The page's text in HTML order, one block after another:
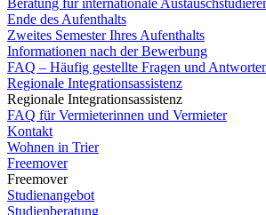
Beratung für internationale
Ende des Aufenthalts
Zweites Semester Ihres Aufenthalts
Informationen nach der Bewerbung
FAQ – Häufig gestellte Fragen und
Regionale Integrationsassistenz
Regionale Integrationsassistenz
FAQ für Vermieterinnen und Vermieter
Kontakt
Wohnen in Trier
Freemover
Freemover
Studienangebot
Studienberatung